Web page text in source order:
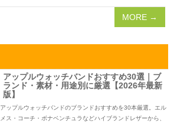
MORE →
アップルウォッチバンドおすすめ30選｜ブ
ランド・素材・用途別に厳選【2026年最新
版】
アップルウォッチバンドのブランドおすすめを30本厳選。エル
メス・コーチ・ボナベンチュラなどハイブランドレザーから、